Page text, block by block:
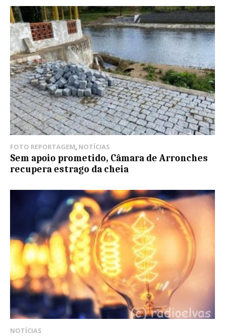
FOTO REPORTAGEM, NOTÍCIAS
Sem apoio prometido, Câmara de Arronches
recupera estrago da cheia
NOTÍCIAS